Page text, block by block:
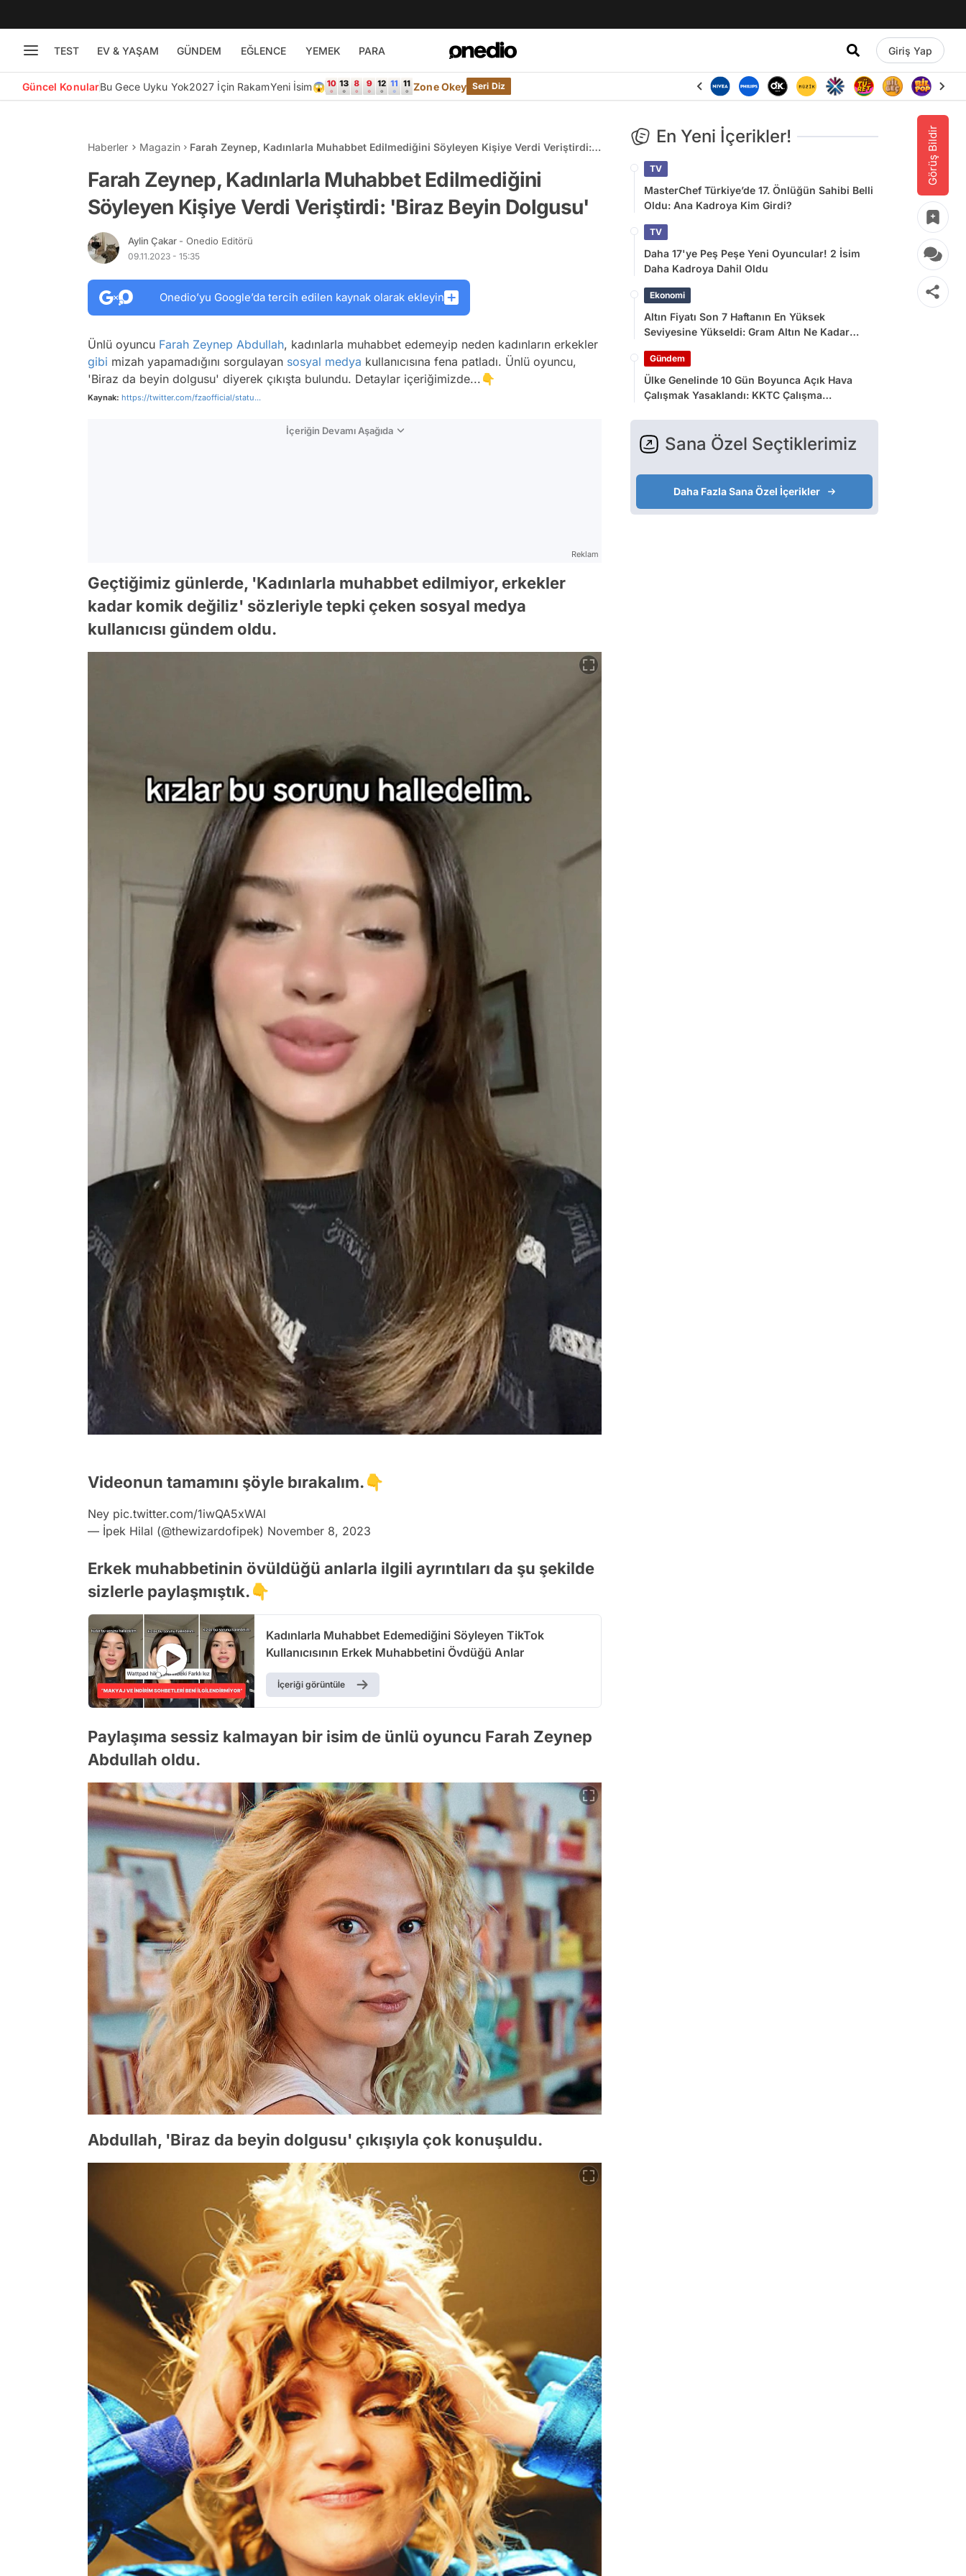
TEST EV & YAŞAM GÜNDEM EĞLENCE YEMEK PARA Giriş Yap
Güncel KonularBu Gece Uyku Yok2027 İçin RakamYeni İsim😱 Zone Okey Seri Diz
Görüş Bildir
Haberler Magazin
Farah Zeynep, Kadınlarla Muhabbet Edilmediğini Söyleyen Kişiye Verdi Veriştirdi:
Farah Zeynep, Kadınlarla Muhabbet Edilmediğini
Söyleyen Kişiye Verdi Veriştirdi: 'Biraz Beyin Dolgusu'
Aylin Çakar - Onedio Editörü
09.11.2023 - 15:35
Onedio’yu Google’da tercih edilen kaynak olarak ekleyin
Ünlü oyuncu Farah Zeynep Abdullah, kadınlarla muhabbet edemeyip neden kadınların erkekler
gibi mizah yapamadığını sorgulayan sosyal medya kullanıcısına fena patladı. Ünlü oyuncu,
'Biraz da beyin dolgusu' diyerek çıkışta bulundu. Detaylar içeriğimizde...👇
Kaynak: https://twitter.com/fzaofficial/statu...
İçeriğin Devamı Aşağıda
Reklam
Geçtiğimiz günlerde, 'Kadınlarla muhabbet edilmiyor, erkekler
kadar komik değiliz' sözleriyle tepki çeken sosyal medya
kullanıcısı gündem oldu.
Videonun tamamını şöyle bırakalım.👇
Ney pic.twitter.com/1iwQA5xWAl
— İpek Hilal (@thewizardofipek) November 8, 2023
Erkek muhabbetinin övüldüğü anlarla ilgili ayrıntıları da şu şekilde
sizlerle paylaşmıştık.👇
Kadınlarla Muhabbet Edemediğini Söyleyen TikTok
Kullanıcısının Erkek Muhabbetini Övdüğü Anlar
İçeriği görüntüle
Paylaşıma sessiz kalmayan bir isim de ünlü oyuncu Farah Zeynep
Abdullah oldu.
Abdullah, 'Biraz da beyin dolgusu' çıkışıyla çok konuşuldu.
En Yeni İçerikler!
TV
MasterChef Türkiye’de 17. Önlüğün Sahibi Belli
Oldu: Ana Kadroya Kim Girdi?
TV
Daha 17'ye Peş Peşe Yeni Oyuncular! 2 İsim
Daha Kadroya Dahil Oldu
Ekonomi
Altın Fiyatı Son 7 Haftanın En Yüksek
Seviyesine Yükseldi: Gram Altın Ne Kadar
Gündem
Ülke Genelinde 10 Gün Boyunca Açık Hava
Çalışmak Yasaklandı: KKTC Çalışma
Sana Özel Seçtiklerimiz
Daha Fazla Sana Özel İçerikler